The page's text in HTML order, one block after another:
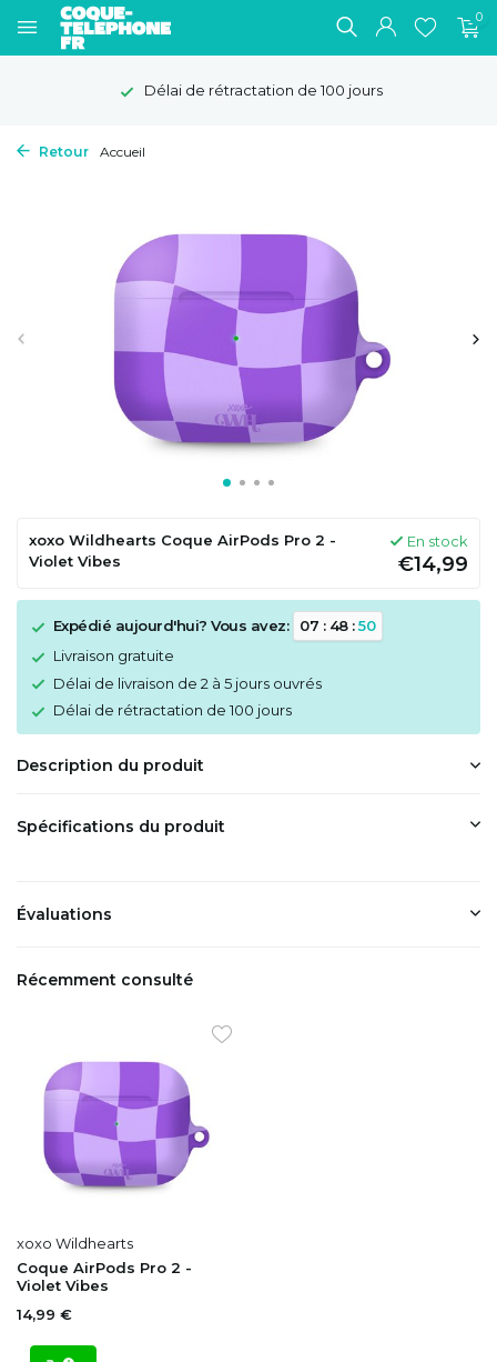
0
Délai de rétractation de 100 jours
Retour Accueil
xoxo Wildhearts Coque AirPods Pro 2 -
Violet Vibes
En stock
€14,99
Expédié aujourd'hui? Vous avez: 07 : 48:50
Livraison gratuite
Délai de livraison de 2 à 5 jours ouvrés
Délai de rétractation de 100 jours
Description du produit
Spécifications du produit
Évaluations
Récemment consulté
xoxo Wildhearts
Coque AirPods Pro 2 -
Violet Vibes
14,99 €